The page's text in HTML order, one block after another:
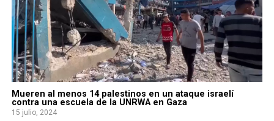
Mueren al menos 14 palestinos en un ataque israelí
contra una escuela de la UNRWA en Gaza
15 julio, 2024